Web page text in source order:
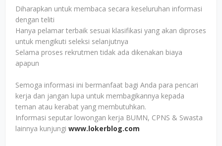
Diharapkan untuk membaca secara keseluruhan informasi
dengan teliti
Hanya pelamar terbaik sesuai klasifikasi yang akan diproses
untuk mengikuti seleksi selanjutnya
Selama proses rekrutmen tidak ada dikenakan biaya
apapun
Semoga informasi ini bermanfaat bagi Anda para pencari
kerja dan jangan lupa untuk membagikannya kepada
teman atau kerabat yang membutuhkan.
Informasi seputar lowongan kerja BUMN, CPNS & Swasta
lainnya kunjungi www.lokerblog.com